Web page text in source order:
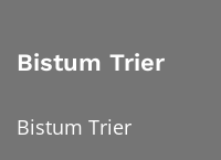
Bistum Trier
Bistum Trier